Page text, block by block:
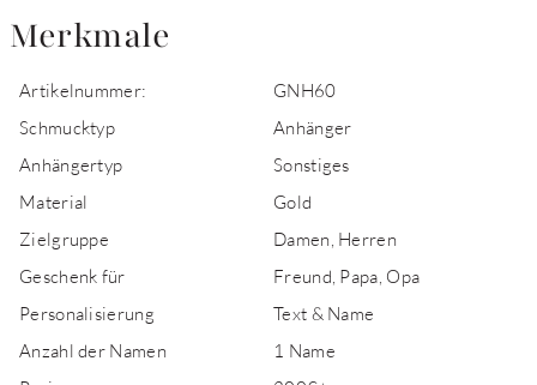
Merkmale
Artikelnummer:
GNH60
Schmucktyp
Anhänger
Anhängertyp
Sonstiges
Material
Gold
Zielgruppe
Damen, Herren
Geschenk für
Freund, Papa, Opa
Personalisierung
Text & Name
Anzahl der Namen
1 Name